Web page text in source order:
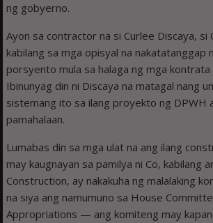
ng gobyerno.
Ayon sa contractor na si Curlee Discaya, si
kabilang sa mga opisyal na nakatatanggap
porsyento mula sa halaga ng mga
Ibinunyag din ni Discaya na matagal nang
sistemang ito sa ilang proyekto ng DPWH
pamahalaan.
Lumabas din sa mga ulat na ang ilang
may kaugnayan sa pamilya ni Co, kabilang
Construction, ay nakakuha ng malalaking
na siya ang namumuno sa House
Appropriations — ang komiteng may